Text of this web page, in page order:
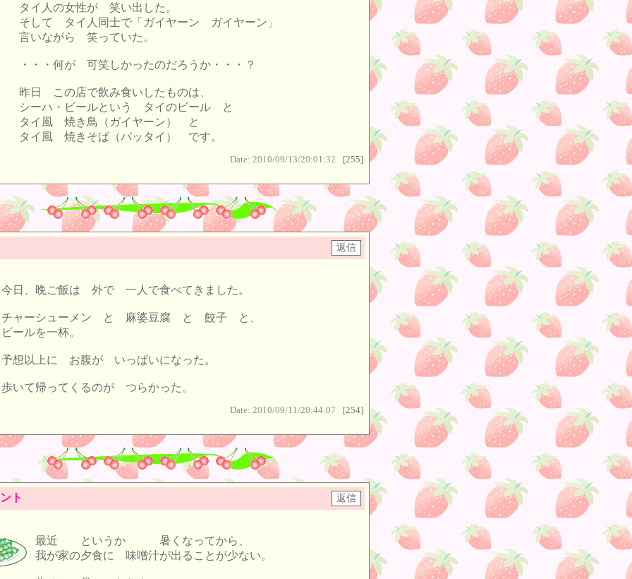
タイ人の女性が 笑い出した。
そして タイ人同士で「ガイヤーン ガイヤーン」
言いながら 笑っていた。
・・・何が 可笑しかったのだろうか・・・？
昨日 この店で飲み食いしたものは、
シーハ・ビールという タイのビール と
タイ風 焼き鳥（ガイヤーン） と
タイ風 焼きそば（パッタイ） です。
Date: 2010/09/13/20:01:32 [255]
今日、晩ご飯は 外で 一人で食べてきました。
チャーシューメン と 麻婆豆腐 と 餃子 と、
ビールを一杯。
予想以上に お腹が いっぱいになった。
歩いて帰ってくるのが つらかった。
Date: 2010/09/11/20:44:07 [254]
ト
最近 というか 暑くなってから、
我が家の夕食に 味噌汁が出ることが少ない。